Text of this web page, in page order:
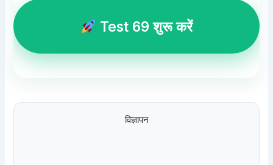
Test 69 शुरू करें
विज्ञापन